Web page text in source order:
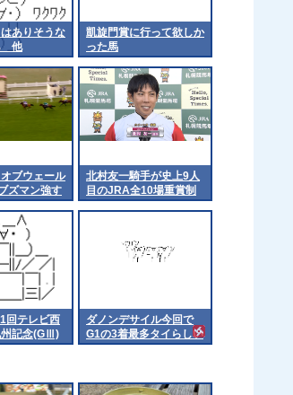
ありそうな
他
凱旋門賞に行って欲しか
った馬
オブウェール
ズマン強す
北村友一騎手が史上9人
目のJRA全10場重賞制
覇
回テレビ西
州記念(GⅢ)
ダノンデサイル今回で
G1の3着最多タイらしい
で